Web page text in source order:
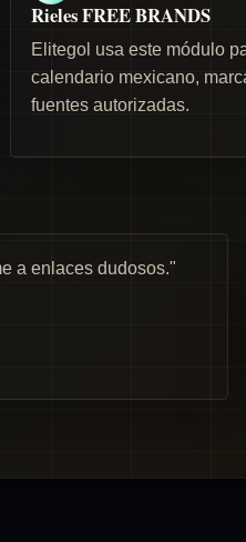
Rieles FREE BRANDS
Elitegol usa este módulo
calendario mexicano,
fuentes autorizadas.
a enlaces dudosos."